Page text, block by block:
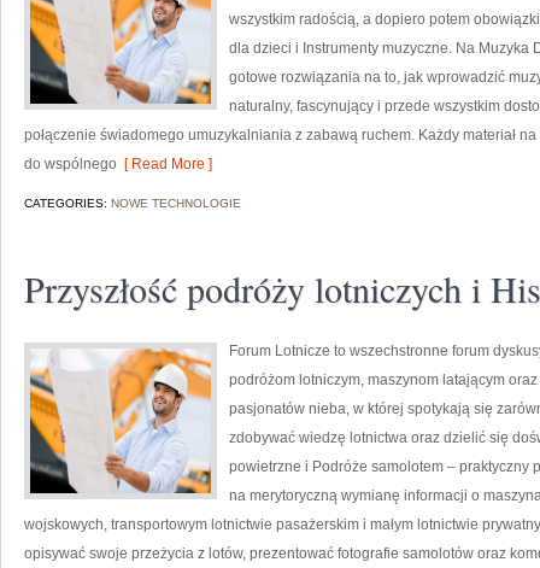
wszystkim radością, a dopiero potem
dla dzieci i Instrumenty muzyczne. Na Muzyka
gotowe rozwiązania na to, jak wprowadzić
naturalny, fascynujący i przede wszystkim
połączenie świadomego umuzykalniania z zabawą ruchem. Każdy materiał
do wspólnego [ Read More ]
CATEGORIES: NOWE TECHNOLOGIE
Przyszłość podróży lotniczych i
Forum Lotnicze to wszechstronne forum
podróżom lotniczym, maszynom latającym
pasjonatów nieba, w której spotykają się
zdobywać wiedzę lotnictwa oraz dzielić się
powietrzne i Podróże samolotem – praktyczny
na merytoryczną wymianę informacji o
wojskowych, transportowym lotnictwie pasażerskim i małym lotnictwie
opisywać swoje przeżycia z lotów, prezentować fotografie samolotów oraz